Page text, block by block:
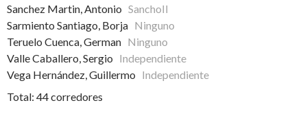
Sanchez Martin, Antonio SanchoII
Sarmiento Santiago, Borja Ninguno
Teruelo Cuenca, German Ninguno
Valle Caballero, Sergio Independiente
Vega Hernández, Guillermo Independiente
Total: 44 corredores